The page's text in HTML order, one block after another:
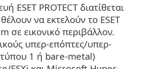
ESET PROTECT διατίθεται
να εκτελούν το ESET
σε εικονικό περιβάλλον.
υπερ-επόπτες/υπερ-
1 ή bare-metal)